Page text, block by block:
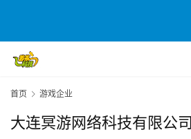
页
茶
首页 游戏企业
大连冥游网络科技有限公司